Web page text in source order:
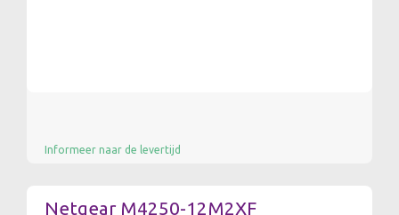
Informeer naar de levertijd
Netgear M4250-12M2XF